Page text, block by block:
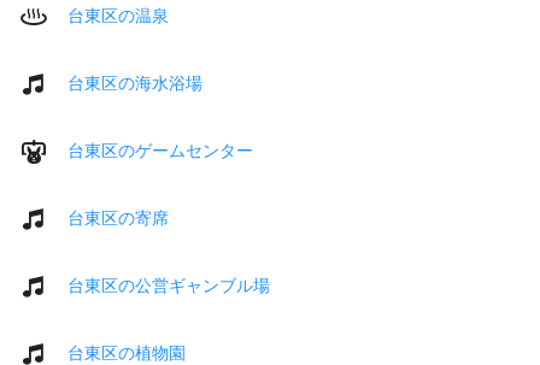
台東区の温泉
台東区の海水浴場
台東区のゲームセンター
台東区の寄席
台東区の公営ギャンブル場
台東区の植物園